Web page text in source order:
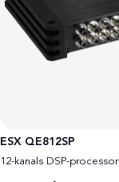
ESX QE812SP
12-kanals DSP-processor